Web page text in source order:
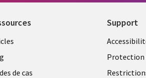
de cas
Support
Legal
Protection